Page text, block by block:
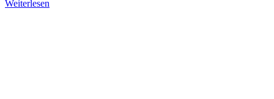
Weiterlesen